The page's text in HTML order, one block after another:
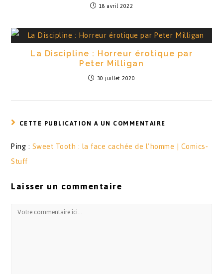
18 avril 2022
La Discipline : Horreur érotique par
Peter Milligan
30 juillet 2020
CETTE PUBLICATION A UN COMMENTAIRE
Ping : Sweet Tooth : la face cachée de l’homme | Comics-
Stuff
Laisser un commentaire